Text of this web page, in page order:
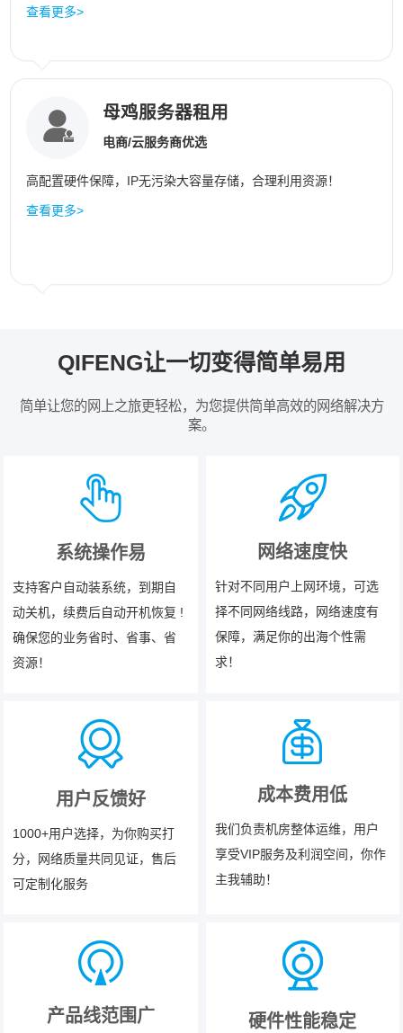
查看更多>
母鸡服务器租用
电商/云服务商优选
高配置硬件保障，IP无污染大容量存储，合理利用资源！
查看更多>
QIFENG让一切变得简单易用
简单让您的网上之旅更轻松，为您提供简单高效的网络解决方
案。
系统操作易
支持客户自动装系统，到期自
动关机，续费后自动开机恢复 !
确保您的业务省时、省事、省
资源！
网络速度快
针对不同用户上网环境，可选
择不同网络线路，网络速度有
保障，满足你的出海个性需
求！
用户反馈好
1000+用户选择，为你购买打
分，网络质量共同见证，售后
可定制化服务
成本费用低
我们负责机房整体运维，用户
享受VIP服务及利润空间，你作
主我辅助！
产品线范围广 硬件性能稳定